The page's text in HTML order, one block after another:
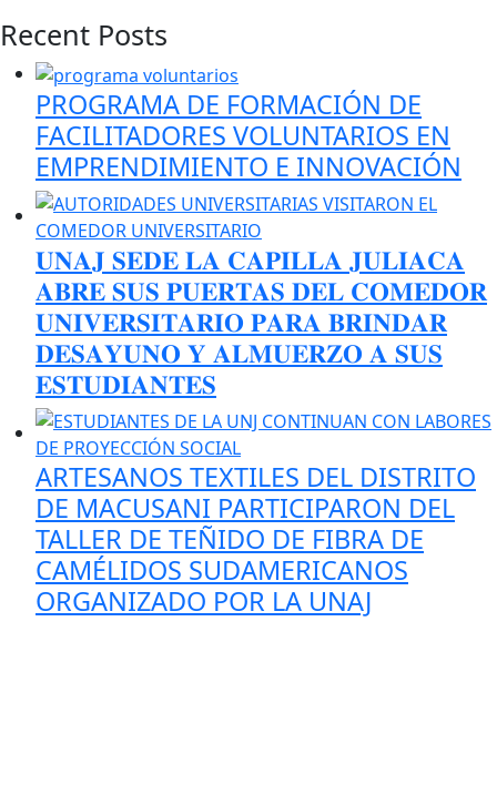
Recent Posts
PROGRAMA DE FORMACIÓN DE
FACILITADORES VOLUNTARIOS EN
EMPRENDIMIENTO E INNOVACIÓN
𝐔𝐍𝐀𝐉 𝐒𝐄𝐃𝐄 𝐋𝐀 𝐂𝐀𝐏𝐈𝐋𝐋𝐀 𝐉𝐔𝐋𝐈𝐀𝐂𝐀
𝐀𝐁𝐑𝐄 𝐒𝐔𝐒 𝐏𝐔𝐄𝐑𝐓𝐀𝐒 𝐃𝐄𝐋 𝐂𝐎𝐌𝐄𝐃𝐎𝐑
𝐔𝐍𝐈𝐕𝐄𝐑𝐒𝐈𝐓𝐀𝐑𝐈𝐎 𝐏𝐀𝐑𝐀 𝐁𝐑𝐈𝐍𝐃𝐀𝐑
𝐃𝐄𝐒𝐀𝐘𝐔𝐍𝐎 𝐘 𝐀𝐋𝐌𝐔𝐄𝐑𝐙𝐎 𝐀 𝐒𝐔𝐒
𝐄𝐒𝐓𝐔𝐃𝐈𝐀𝐍𝐓𝐄𝐒
ARTESANOS TEXTILES DEL DISTRITO
DE MACUSANI PARTICIPARON DEL
TALLER DE TEÑIDO DE FIBRA DE
CAMÉLIDOS SUDAMERICANOS
ORGANIZADO POR LA UNAJ